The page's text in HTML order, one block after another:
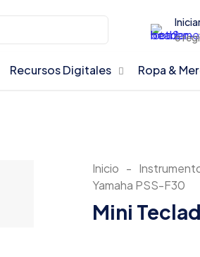
o
Recursos Digitales Ropa &
Inicio -
Yamaha PSS-F30
Mini